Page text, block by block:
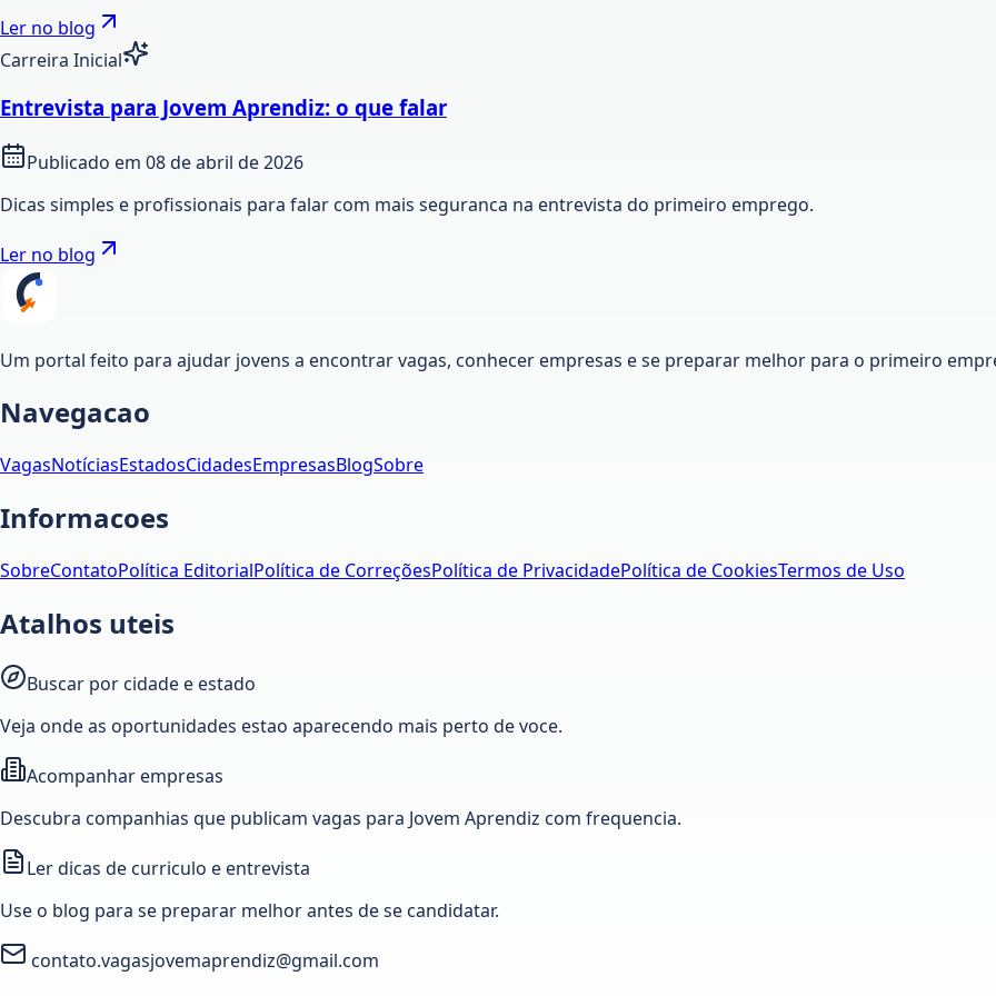
Ler no blog
Carreira Inicial
Entrevista para Jovem Aprendiz: o que falar
Publicado em 08 de abril de 2026
Dicas simples e profissionais para falar com mais seguranca na entrevista do primeiro emprego.
Ler no blog
Um portal feito para ajudar jovens a encontrar vagas, conhecer empresas e se preparar melhor para o primeiro
Navegacao
VagasNotíciasEstadosCidadesEmpresasBlogSobre
Informacoes
SobreContatoPolítica EditorialPolítica de CorreçõesPolítica de PrivacidadePolítica de CookiesTermos de Uso
Atalhos uteis
Buscar por cidade e estado
Veja onde as oportunidades estao aparecendo mais perto de voce.
Acompanhar empresas
Descubra companhias que publicam vagas para Jovem Aprendiz com frequencia.
Ler dicas de curriculo e entrevista
Use o blog para se preparar melhor antes de se candidatar.
contato.vagasjovemaprendiz@gmail.com